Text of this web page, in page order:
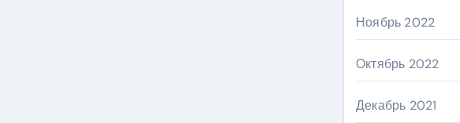
Ноябрь 2022
Октябрь 2022
Декабрь 2021